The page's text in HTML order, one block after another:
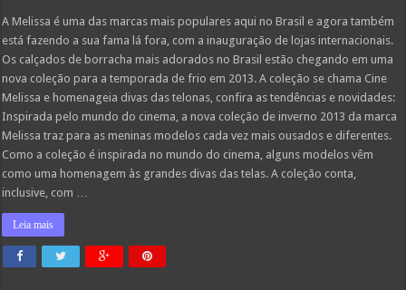
A Melissa é uma das marcas mais populares aqui no Brasil e agora também
está fazendo a sua fama lá fora, com a inauguração de lojas internacionais.
Os calçados de borracha mais adorados no Brasil estão chegando em uma
nova coleção para a temporada de frio em 2013. A coleção se chama Cine
Melissa e homenageia divas das telonas, confira as tendências e novidades:
Inspirada pelo mundo do cinema, a nova coleção de inverno 2013 da marca
Melissa traz para as meninas modelos cada vez mais ousados e diferentes.
Como a coleção é inspirada no mundo do cinema, alguns modelos vêm
como uma homenagem às grandes divas das telas. A coleção conta,
inclusive, com …
Leia mais